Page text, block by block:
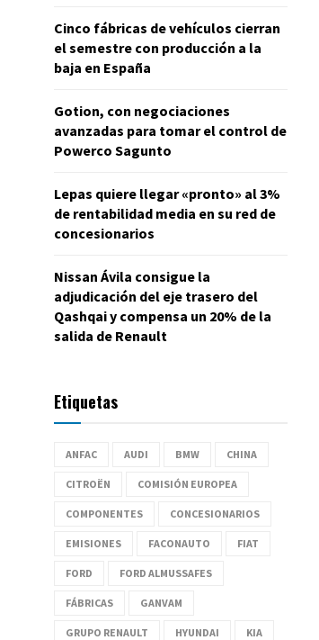
Cinco fábricas de vehículos cierran
el semestre con producción a la
baja en España
Gotion, con negociaciones
avanzadas para tomar el control de
Powerco Sagunto
Lepas quiere llegar «pronto» al 3%
de rentabilidad media en su red de
concesionarios
Nissan Ávila consigue la
adjudicación del eje trasero del
Qashqai y compensa un 20% de la
salida de Renault
Etiquetas
ANFAC AUDI BMW CHINA
CITROËN COMISIÓN EUROPEA
COMPONENTES CONCESIONARIOS
EMISIONES FACONAUTO FIAT
FORD FORD ALMUSSAFES
FÁBRICAS GANVAM
GRUPO RENAULT HYUNDAI KIA